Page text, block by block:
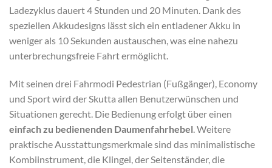
Ladezyklus dauert 4 Stunden und 20 Minuten. Dank des
speziellen Akkudesigns lässt sich ein entladener Akku in
weniger als 10 Sekunden austauschen, was eine nahezu
unterbrechungsfreie Fahrt ermöglicht.
Mit seinen drei Fahrmodi Pedestrian (Fußgänger), Economy
und Sport wird derSkutta allen Benutzerwünschen und
Situationen gerecht. Die Bedienung erfolgt über einen
einfach zu bedienenden Daumenfahrhebel. Weitere
praktische Ausstattungsmerkmale sind das minimalistische
Kombiinstrument, die Klingel, der Seitenständer, die